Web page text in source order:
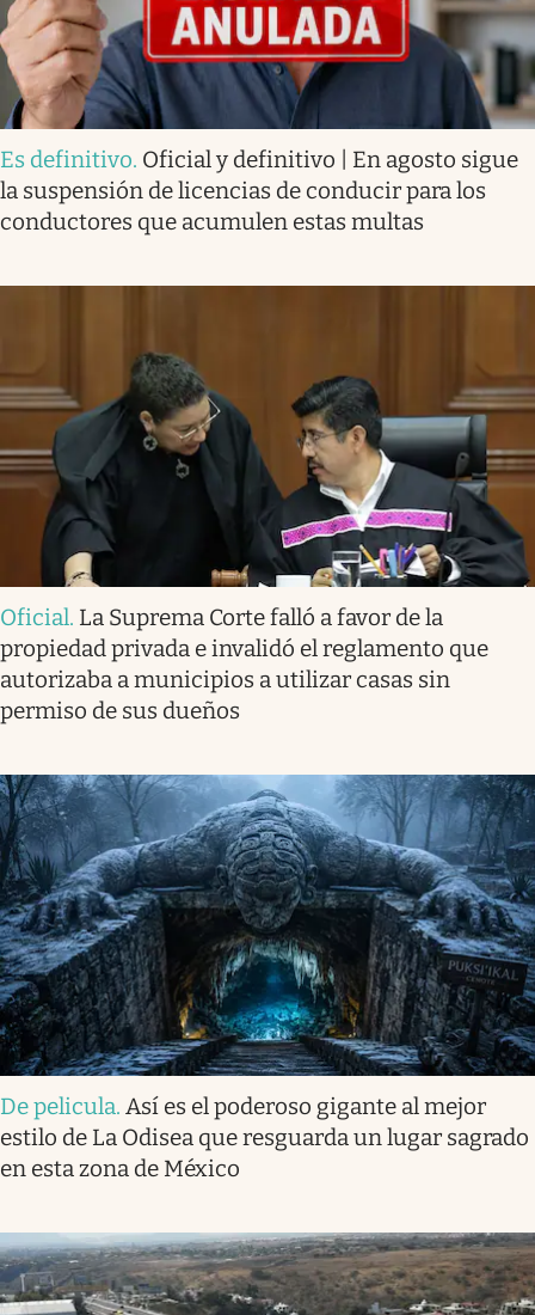
Es definitivo. Oficial y definitivo | En agosto sigue
la suspensión de licencias de conducir para los
conductores que acumulen estas multas
Oficial. La Suprema Corte falló a favor de la
propiedad privada e invalidó el reglamento que
autorizaba a municipios a utilizar casas sin
permiso de sus dueños
De pelicula. Así es el poderoso gigante al mejor
estilo de La Odisea que resguarda un lugar sagrado
en esta zona de México